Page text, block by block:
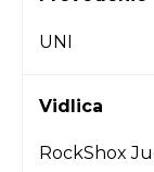
UNI
Vidlica
RockShox